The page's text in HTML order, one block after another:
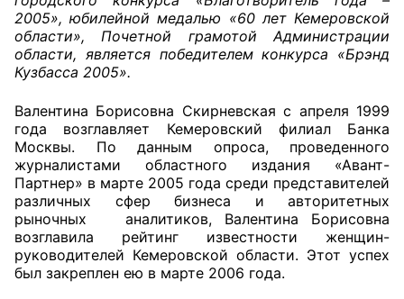
О Палате
Структура Палаты
Комиссии
Экспертный совет ОП КО
Совет ОП КО
Общественный штаб
Члены ОП КО
2005», юбилейной медалью «60 лет Кемеровской
области», Почетной грамотой Администрации
области, является победителем конкурса «Брэнд
Кузбасса 2005».
Валентина Борисовна Скирневская с апреля 1999
года возглавляет Кемеровский филиал Банка
Москвы. По данным опроса, проведенного
журналистами областного издания «Авант-
Партнер» в марте 2005 года среди представителей
различных сфер бизнеса и авторитетных
рыночных аналитиков, Валентина Борисовна
возглавила рейтинг известности женщин-
руководителей Кемеровской области. Этот успех
был закреплен ею в марте 2006 года.